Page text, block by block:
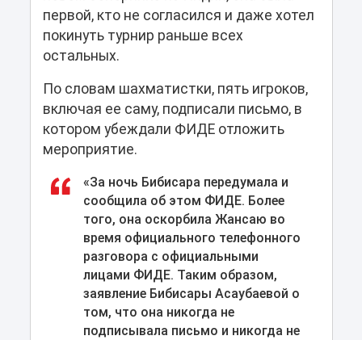
первой, кто не согласился и даже хотел
покинуть турнир раньше всех
остальных.
По словам шахматистки, пять игроков,
включая ее саму, подписали письмо, в
котором убеждали ФИДЕ отложить
мероприятие.
«За ночь Бибисара передумала и
сообщила об этом ФИДЕ. Более
того, она оскорбила Жансаю во
время официального телефонного
разговора с официальными
лицами ФИДЕ. Таким образом,
заявление Бибисары Асаубаевой о
том, что она никогда не
подписывала письмо и никогда не